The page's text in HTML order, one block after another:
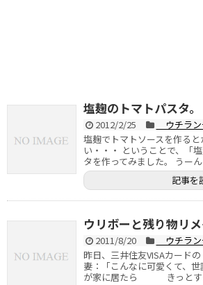
塩麹のトマトパスタ。
2012/2/25
ウチラン
塩麹でトマトソースを作る
い・・・ ということで、「
タを作ってみました。 うー
記事を
ウリボーと残り物リメ
2011/8/20
ウチラン
昨日、三井住友VISAカード
妻：「こんなに可愛くて、
が家に居たら きっとす